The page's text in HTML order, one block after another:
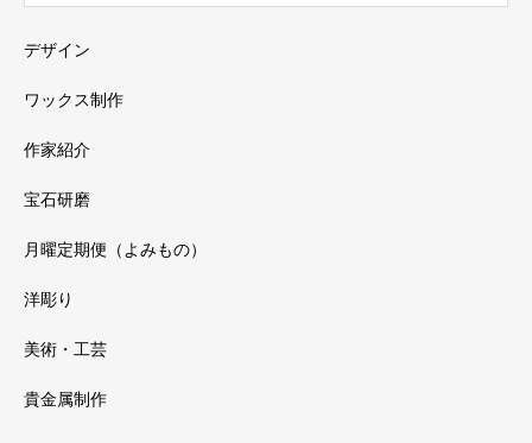
デザイン
ワックス制作
作家紹介
宝石研磨
月曜定期便（よみもの）
洋彫り
美術・工芸
貴金属制作